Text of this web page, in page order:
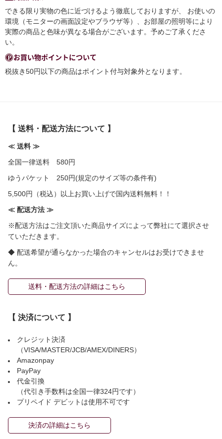
できる限り実物の色に近づけるよう徹底しておりますが、 お使いの
環境（モニターの画面設定やブラウザ等）、お部屋の照明等により
実際の商品と色味が異なる場合がございます。予めご了承くださ
い。
お買い物ポイントについて
税抜き50円以下の商品はポイント付与対象外となります。
【 送料・配送方法について 】
≪ 送料 ≫
全国一律送料 580円
ゆうパケット 250円(規定のサイズ等の条件有)
5,500円（税込）以上お買い上げで国内送料無料！！
≪ 配送方法 ≫
※配送方法はご注文頂いた商品サイズによって弊社にて選択させ
ていただきます。
◆ 配送希望が通らなかった場合のキャンセルはお受けできませ
ん。
送料・配送方法の詳細はこちら
【 決済について 】
クレジット決済
（VISA/MASTER/JCB/AMEX/DINERS）
Amazonpay
PayPay
代金引換
（代引き手数料は全国一律324円です）
プリペイド デビットは使用不可です
決済の詳細はこちら